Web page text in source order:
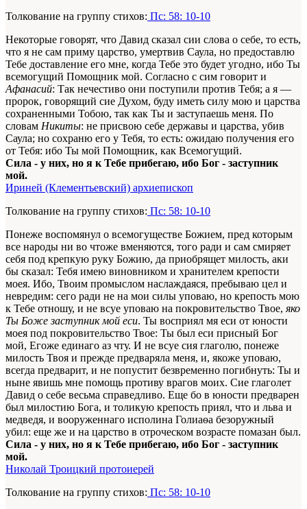
Толкование на группу стихов: Пс: 58: 10-10
Некоторые говорят, что Давид сказал сии слова о себе, то есть,
что я не сам приму царство, умертвив Саула, но предоставлю
Тебе доставление его мне, когда Тебе это будет угодно, ибо Ты
всемогущий Помощник мой. Согласно с сим говорит и
Афанасий: Так нечестиво они поступили против Тебя; а я —
пророк, говорящий сие Духом, буду иметь силу мою и царства
сохраненными Тобою, так как Ты и заступаешь меня. По
словам Никиты: не присвою себе державы и царства, убив
Саула; но сохраню его у Тебя, то есть: ожидаю получения его
от Тебя: ибо Ты мой Помощник, как Всемогущий.
Сила - у них, но я к Тебе прибегаю, ибо Бог - заступник
мой.
Ириней (Клементьевский) архиепископ
Толкование на группу стихов: Пс: 58: 10-10
Понеже воспомянул о всемогуществе Божием, пред которым
все народы ни во чтоже вменяются, того ради и сам смиряет
себя под крепкую руку Божию, да приобрящет милость, аки
бы сказал: Тебя имею виновником и хранителем крепости
моея. Ибо, Твоим промыслом наслаждаяся, пребываю цел и
невредим: сего ради не на мои силы уповаю, но крепость мою
к Тебе отношу, и не всуе уповаю на покровительство Твое, яко
Ты Боже заступник мой еси. Ты восприял мя еси от юности
моея под покровительство Твое: Ты был еси присный Бог
мой, Егоже единаго аз чту. И не всуе сия глаголю, понеже
милость Твоя и прежде предваряла меня, и, якоже уповаю,
всегда предварит, и не попустит безвременно погибнуть: Ты и
ныне явишь мне помощь противу врагов моих. Сие глаголет
Давид о себе весьма справедливо. Еще бо в юности предварен
был милостию Бога, и толикую крепость приял, что и льва и
медведя, и вооруженнаго исполина Голиаѳа безоружный
убил: еще же и на царство в отроческом возрасте помазан был.
Сила - у них, но я к Тебе прибегаю, ибо Бог - заступник
мой.
Николай Троицкий протоиерей
Толкование на группу стихов: Пс: 58: 10-10